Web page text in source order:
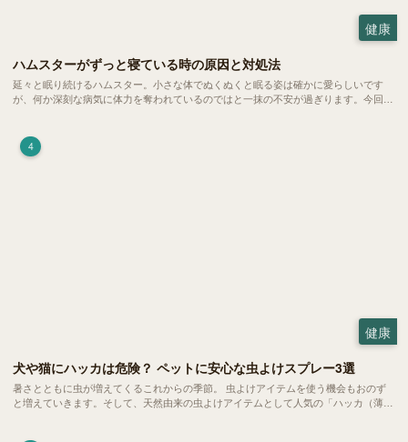
健康
ハムスターがずっと寝ている時の原因と対処法
延々と眠り続けるハムスター。小さな体でぬくぬくと眠る姿は確かに愛らしいです
が、何か深刻な病気に体力を奪われているのではと一抹の不安が過ぎります。今回
4
健康
犬や猫にハッカは危険？ ペットに安心な虫よけスプレー3選
暑さとともに虫が増えてくるこれからの季節。 虫よけアイテムを使う機会もおのず
と増えていきます。そして、天然由来の虫よけアイテムとして人気の「ハッカ（薄